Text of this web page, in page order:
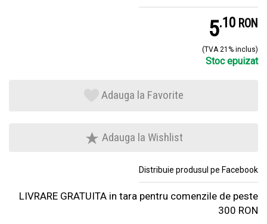
5.1 RON
(TVA 21% inclus)
Stoc epuizat
Adauga la Favorite
Adauga la Wishlist
Distribuie produsul pe Facebook
LIVRARE GRATUITA in tara pentru comenzile de peste
300 RON